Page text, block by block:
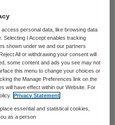
wordt
Bovendien
met een strafblad
bedragen
analyseerde nieuwe
personal data, like browsing data
Selecting I Accept enables tracking
shown under we and our partners
All or withdrawing your consent will
some content and ads you see may not
this menu to change your choices or
the Manage Preferences link on the
will have effect within our Website. For
Privacy Statement
essential and statistical cookies,
as a person